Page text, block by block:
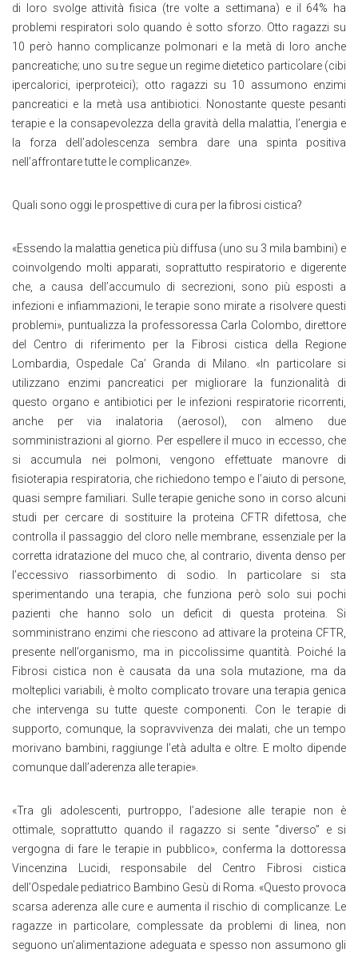
di loro svolge attività fisica (tre volte a settimana) e il 64% ha
problemi respiratori solo quando è sotto sforzo. Otto ragazzi su
10 però hanno complicanze polmonari e la metà di loro anche
pancreatiche; uno su tre segue un regime dietetico particolare (cibi
ipercalorici, iperproteici); otto ragazzi su 10 assumono enzimi
pancreatici e la metà usa antibiotici. Nonostante queste pesanti
terapie e la consapevolezza della gravità della malattia, l’energia e
la forza dell’adolescenza sembra dare una spinta positiva
nell’affrontare tutte le complicanze».
Quali sono oggi le prospettive di cura per la fibrosi cistica?
«Essendo la malattia genetica più diffusa (uno su 3 mila bambini) e
coinvolgendo molti apparati, soprattutto respiratorio e digerente
che, a causa dell’accumulo di secrezioni, sono più esposti a
infezioni e infiammazioni, le terapie sono mirate a risolvere questi
problemi», puntualizza la professoressa Carla Colombo, direttore
del Centro di riferimento per la Fibrosi cistica della Regione
Lombardia, Ospedale Ca’ Granda di Milano. «In particolare si
utilizzano enzimi pancreatici per migliorare la funzionalità di
questo organo e antibiotici per le infezioni respiratorie ricorrenti,
anche per via inalatoria (aerosol), con almeno due
somministrazioni al giorno. Per espellere il muco in eccesso, che
si accumula nei polmoni, vengono effettuate manovre di
fisioterapia respiratoria, che richiedono tempo e l’aiuto di persone,
quasi sempre familiari. Sulle terapie geniche sono in corso alcuni
studi per cercare di sostituire la proteina CFTR difettosa, che
controlla il passaggio del cloro nelle membrane, essenziale per la
corretta idratazione del muco che, al contrario, diventa denso per
l’eccessivo riassorbimento di sodio. In particolare si sta
sperimentando una terapia, che funziona però solo sui pochi
pazienti che hanno solo un deficit di questa proteina. Si
somministrano enzimi che riescono ad attivare la proteina CFTR,
presente nell’organismo, ma in piccolissime quantità. Poiché la
Fibrosi cistica non è causata da una sola mutazione, ma da
molteplici variabili, è molto complicato trovare una terapia genica
che intervenga su tutte queste componenti. Con le terapie di
supporto, comunque, la sopravvivenza dei malati, che un tempo
morivano bambini, raggiunge l’età adulta e oltre. E molto dipende
comunque dall’aderenza alle terapie».
«Tra gli adolescenti, purtroppo, l’adesione alle terapie non è
ottimale, soprattutto quando il ragazzo si sente “diverso” e si
vergogna di fare le terapie in pubblico», conferma la dottoressa
Vincenzina Lucidi, responsabile del Centro Fibrosi cistica
dell’Ospedale pediatrico Bambino Gesù di Roma. «Questo provoca
scarsa aderenza alle cure e aumenta il rischio di complicanze. Le
ragazze in particolare, complessate da problemi di linea, non
seguono un’alimentazione adeguata e spesso non assumono gli